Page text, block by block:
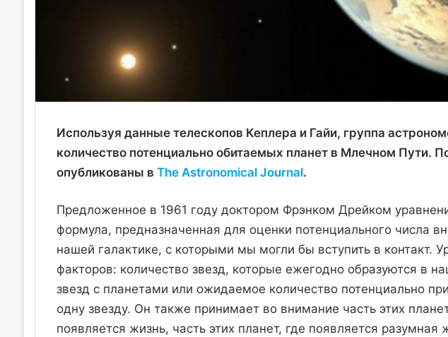
Используя данные телескопов Кеплера и Гайи, группа
количество потенциально обитаемых планет в Млечном Пути.
опубликованы в The Astronomical Journal.
Предложенное в 1961 году доктором Фрэнком Дрейком
формула, предназначенная для оценки потенциального числа
нашей галактике, с которыми мы могли бы вступить в контакт.
факторов: количество звезд, которые ежегодно образуются в
звезд с планетами или ожидаемое количество потенциально
одну звезду. Он также принимает во внимание часть этих
появляется жизнь, часть этих планет, где появляется разумная